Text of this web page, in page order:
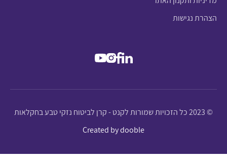
הצהרת נגישות
© 2023 כל הזכויות שמורות לקנט - קרן לביטוח נזקי טבע בחקלאות
Created by dooble